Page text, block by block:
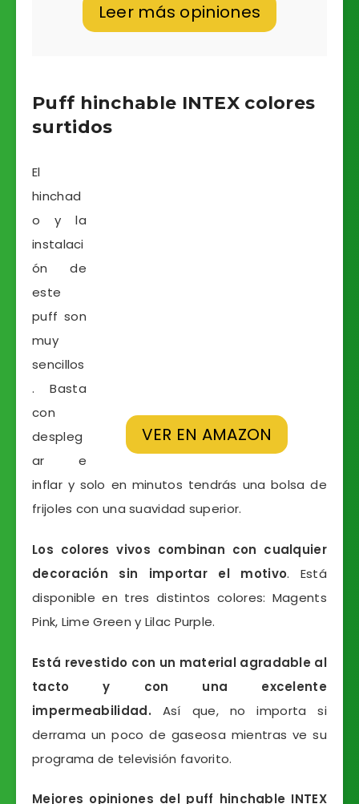
Leer más opiniones
Puff hinchable INTEX colores
surtidos
VER EN AMAZON
El
hinchad
o y la
instalaci
ón de
este
puff son
muy
sencillos
. Basta
con
despleg
ar e
inflar y solo en minutos tendrás una bolsa de
frijoles con una suavidad superior.
Los colores vivos combinan con cualquier
decoración sin importar el motivo. Está
disponible en tres distintos colores: Magents
Pink, Lime Green y Lilac Purple.
Está revestido con un material agradable al
tacto y con una excelente
impermeabilidad. Así que, no importa si
derrama un poco de gaseosa mientras ve su
programa de televisión favorito.
Mejores opiniones del puff hinchable INTEX